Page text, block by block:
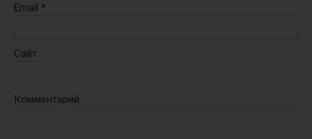
Email *
Сайт
Комментарий